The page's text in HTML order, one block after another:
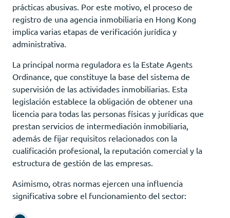
prácticas abusivas. Por este motivo, el proceso de
registro de una agencia inmobiliaria en Hong Kong
implica varias etapas de verificación jurídica y
administrativa.
La principal norma reguladora es la Estate Agents
Ordinance, que constituye la base del sistema de
supervisión de las actividades inmobiliarias. Esta
legislación establece la obligación de obtener una
licencia para todas las personas físicas y jurídicas que
prestan servicios de intermediación inmobiliaria,
además de fijar requisitos relacionados con la
cualificación profesional, la reputación comercial y la
estructura de gestión de las empresas.
Asimismo, otras normas ejercen una influencia
significativa sobre el funcionamiento del sector: